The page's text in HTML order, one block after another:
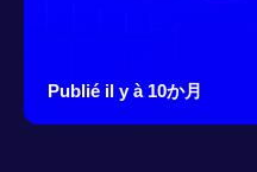
Publié il y à 10か月